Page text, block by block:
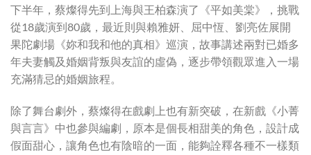
下半年，蔡燦得先到上海與王柏森演了《平如美棠》，挑戰
從18歲演到80歲，最近則與賴雅妍、屈中恆、劉亮佐展開
果陀劇場《妳和我和他的真相》巡演，故事講述兩對已婚多
年夫妻觸及婚姻背叛與友誼的虛偽，逐步帶領觀眾進入一場
充滿猜忌的婚姻旅程。
除了舞台劇外，蔡燦得在戲劇上也有新突破，在新戲《小菁
與言言》中也參與編劇，原本是個長相甜美的角色，設計成
假面甜心，讓角色也有陰暗的一面，能夠詮釋各種不一樣類